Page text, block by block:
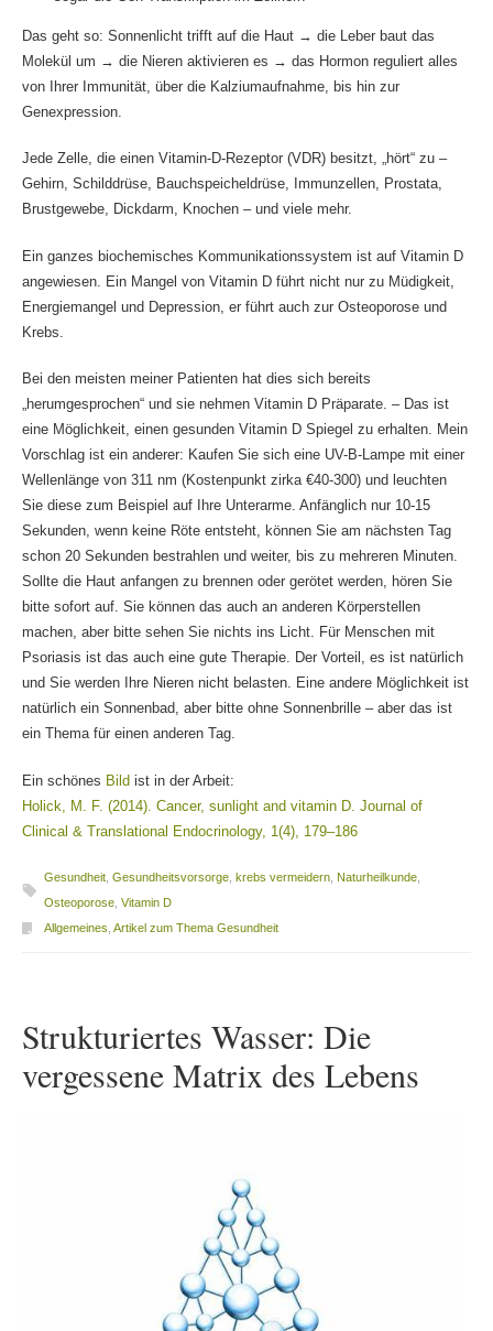
Das geht so: Sonnenlicht trifft auf die Haut → die Leber baut das
Molekül um → die Nieren aktivieren es → das Hormon reguliert alles
von Ihrer Immunität, über die Kalziumaufnahme, bis hin zur
Genexpression.
Jede Zelle, die einen Vitamin-D-Rezeptor (VDR) besitzt, „hört“ zu –
Gehirn, Schilddrüse, Bauchspeicheldrüse, Immunzellen, Prostata,
Brustgewebe, Dickdarm, Knochen – und viele mehr.
Ein ganzes biochemisches Kommunikationssystem ist auf Vitamin D
angewiesen. Ein Mangel von Vitamin D führt nicht nur zu Müdigkeit,
Energiemangel und Depression, er führt auch zur Osteoporose und
Krebs.
Bei den meisten meiner Patienten hat dies sich bereits
„herumgesprochen“ und sie nehmen Vitamin D Präparate. – Das ist
eine Möglichkeit, einen gesunden Vitamin D Spiegel zu erhalten. Mein
Vorschlag ist ein anderer: Kaufen Sie sich eine UV-B-Lampe mit einer
Wellenlänge von 311 nm (Kostenpunkt zirka €40-300) und leuchten
Sie diese zum Beispiel auf Ihre Unterarme. Anfänglich nur 10-15
Sekunden, wenn keine Röte entsteht, können Sie am nächsten Tag
schon 20 Sekunden bestrahlen und weiter, bis zu mehreren Minuten.
Sollte die Haut anfangen zu brennen oder gerötet werden, hören Sie
bitte sofort auf. Sie können das auch an anderen Körperstellen
machen, aber bitte sehen Sie nichts ins Licht. Für Menschen mit
Psoriasis ist das auch eine gute Therapie. Der Vorteil, es ist natürlich
und Sie werden Ihre Nieren nicht belasten. Eine andere Möglichkeit ist
natürlich ein Sonnenbad, aber bitte ohne Sonnenbrille – aber das ist
ein Thema für einen anderen Tag.
Ein schönes Bild ist in der Arbeit:
Holick, M. F. (2014). Cancer, sunlight and vitamin D. Journal of
Clinical & Translational Endocrinology, 1(4), 179–186
Gesundheit, Gesundheitsvorsorge, krebs vermeidern, Naturheilkunde,
Osteoporose, Vitamin D
Allgemeines Artikel zum Thema Gesundheit
Strukturiertes Wasser: Die
vergessene Matrix des Lebens